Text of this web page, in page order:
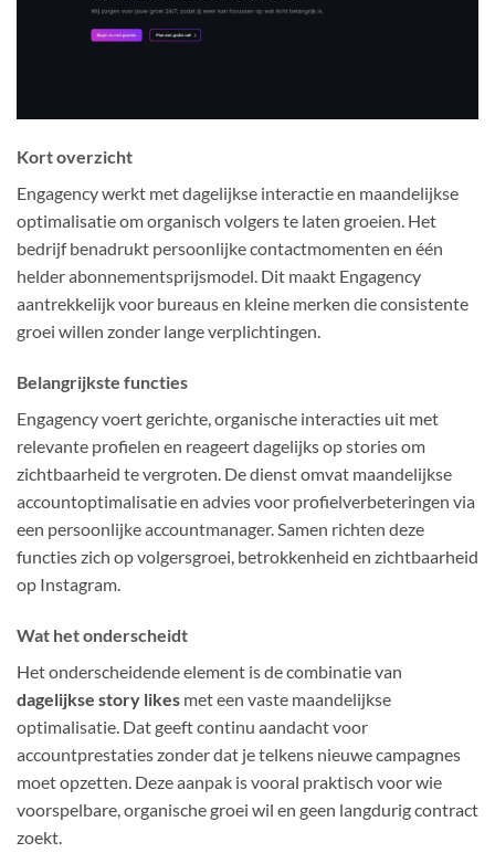
Kort overzicht
Engagency werkt met dagelijkse interactie en maandelijkse
optimalisatie om organisch volgers te laten groeien. Het
bedrijf benadrukt persoonlijke contactmomenten en één
helder abonnementsprijsmodel. Dit maakt Engagency
aantrekkelijk voor bureaus en kleine merken die consistente
groei willen zonder lange verplichtingen.
Belangrijkste functies
Engagency voert gerichte, organische interacties uit met
relevante profielen en reageert dagelijks op stories om
zichtbaarheid te vergroten. De dienst omvat maandelijkse
accountoptimalisatie en advies voor profielverbeteringen via
een persoonlijke accountmanager. Samen richten deze
functies zich op volgersgroei, betrokkenheid en zichtbaarheid
op Instagram.
Wat het onderscheidt
Het onderscheidende element is de combinatie van
dagelijkse story likes met een vaste maandelijkse
optimalisatie. Dat geeft continu aandacht voor
accountprestaties zonder dat je telkens nieuwe campagnes
moet opzetten. Deze aanpak is vooral praktisch voor wie
voorspelbare, organische groei wil en geen langdurig contract
zoekt.